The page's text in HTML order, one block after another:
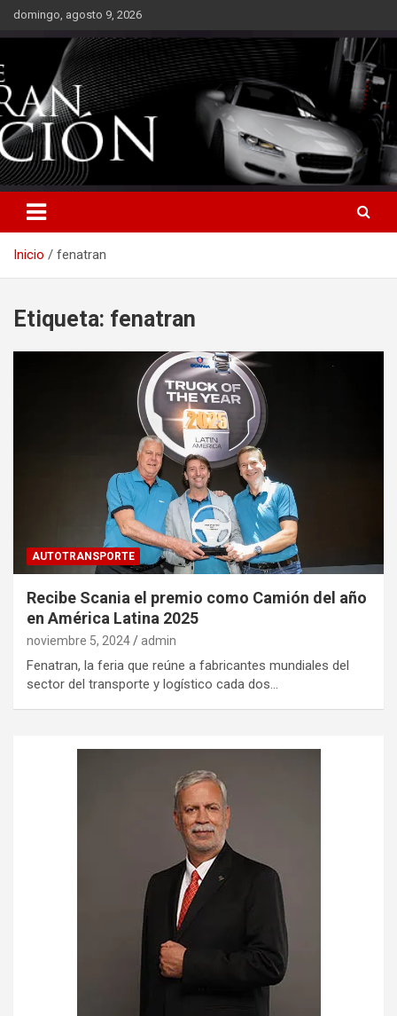
Saltardomingo, agosto 9, 2026
Inicio fenatran
Etiqueta: fenatran
AUTOTRANSPORTE
Recibe Scania el premio como Camión del año
en América Latina 2025
noviembre 5, 2024 admin
Fenatran, la feria que reúne a fabricantes mundiales del
sector del transporte y logístico cada dos…